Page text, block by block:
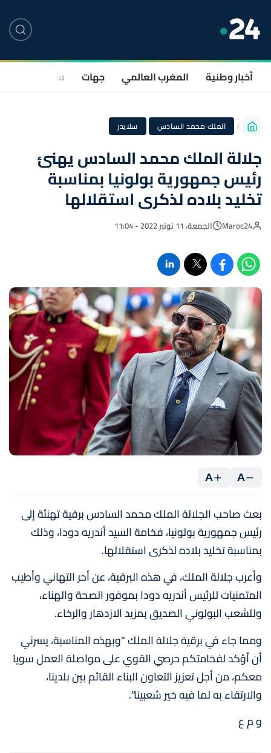
أخبار وطنية المغرب العالمي جهات سياسة
الملك محمد السادس · سلايدر
جلالة الملك محمد السادس يهنئ
رئيس جمهورية بولونيا بمناسبة
تخليد بلاده لذكرى استقلالها
Maroc24 الجمعة، 11 نونبر 2022 - 11:04
A
A
بعث صاحب الجلالة الملك محمد السادس برقية تهنئة إلى
رئيس جمهورية بولونيا، فخامة السيد أندريه دودا، وذلك
بمناسبة تخليد بلاده لذكرى استقلالها.
وأعرب جلالة الملك، في هذه البرقية، عن أحر التهاني وأطيب
المتمنيات للرئيس أندريه دودا بموفور الصحة والهناء،
وللشعب البولوني الصديق بمزيد الازدهار والرخاء.
ومما جاء في برقية جلالة الملك "وبهذه المناسبة، يسرني
أن أؤكد لفخامتكم حرصي القوي على مواصلة العمل سويا
معكم، من أجل تعزيز التعاون البناء القائم بين بلدينا،
والارتقاء به لما فيه خير شعبينا".
و م ع